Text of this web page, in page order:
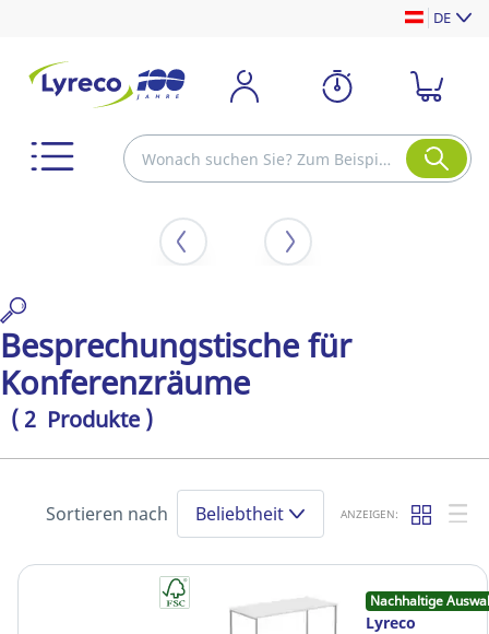
DE
Besprechungstische für
Konferenzräume
( 2 Produkte )
Sortieren nach Beliebtheit ANZEIGEN:
Nachhaltige
Lyreco